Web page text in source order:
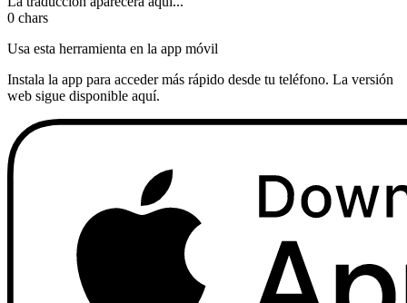
0 chars
Usa esta herramienta en la app móvil
Instala la app para acceder más rápido desde tu teléfono. La versión
web sigue disponible aquí.